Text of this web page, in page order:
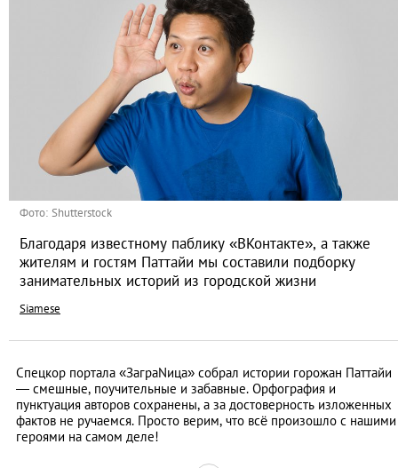
Фото: Shutterstock
Благодаря известному паблику «ВКонтакте», а также
жителям и гостям Паттайи мы составили подборку
занимательных историй из городской жизни
Siamese
Спецкор портала «ЗаграNица» собрал истории горожан Паттайи
— смешные, поучительные и забавные. Орфография и
пунктуация авторов сохранены, а за достоверность изложенных
фактов не ручаемся. Просто верим, что всё произошло с нашими
героями на самом деле!